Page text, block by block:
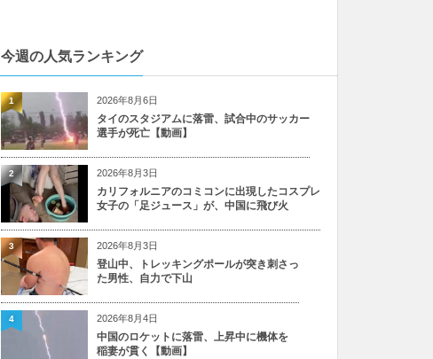
今週の人気ランキング
2026年8月6日
タイのスタジアムに落雷、試合中のサッカー
選手が死亡【動画】
1
2026年8月3日
カリフォルニアのコミコンに出現したコスプレ
女子の「足ジュース」が、中国に飛び火
2
2026年8月3日
登山中、トレッキングポールが突き刺さっ
た男性、自力で下山
3
2026年8月4日
中国のロケットに落雷、上昇中に機体を
稲妻が貫く【動画】
4